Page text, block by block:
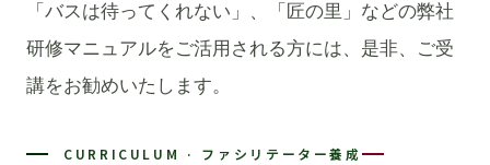
「バスは待ってくれない」、「匠の里」などの弊社
研修マニュアルをご活用される方には、是非、ご受
講をお勧めいたします。
CURRICULUM · ファシリテーター養成